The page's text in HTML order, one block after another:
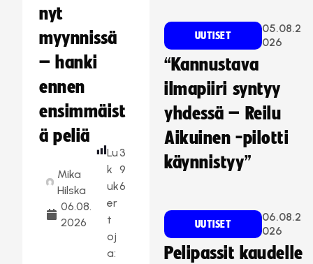
nyt
myynnissä
– hanki
ennen
ensimmäist
ä peliä
Mika
Hilska
06.08.
2026
Lu
k
uk
er
t
oj
a:
3
9
6
UUTISET
05.08.2
026
“Kannustava
ilmapiiri syntyy
yhdessä – Reilu
Aikuinen -pilotti
käynnistyy”
UUTISET
06.08.2
026
Pelipassit kaudelle